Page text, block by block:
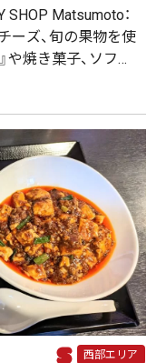
SHOP Matsumoto：
ーズ、旬の果物を使
焼き菓子、ソフト
西部エリア